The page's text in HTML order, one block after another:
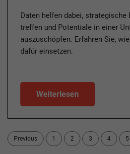
Daten helfen dabei, strategische
treffen und Potentiale in einer
auszuschöpfen. Erfahren Sie,
dafür einsetzen.
Weiterlesen
Previous 1 2 3 4 5